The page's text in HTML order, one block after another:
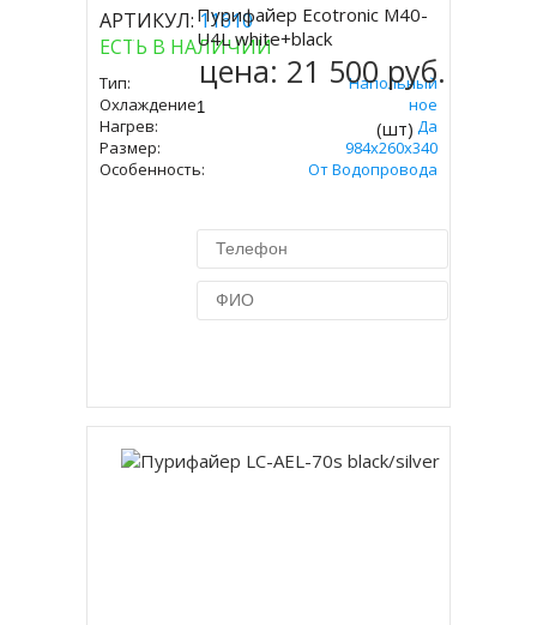
АРТИКУЛ:11610
ЕСТЬ В НАЛИЧИИ
Тип:
Напольный
Охлаждение:
Компрессорное
Нагрев:
Да
Размер:
984x260x340
Особенность:
От Водопровода
Купить
Пурифайер Ecotronic M40-
U4L white+black
цена: 21 500 руб.
(шт)